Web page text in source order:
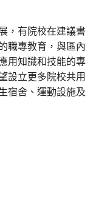
，有院校在建議書
職專教育，與區內
用知識和技能的專
設立更多院校共用
宿舍、運動設施及
WhatsApp